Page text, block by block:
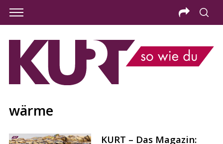
wärme
KURT – Das Magazin: